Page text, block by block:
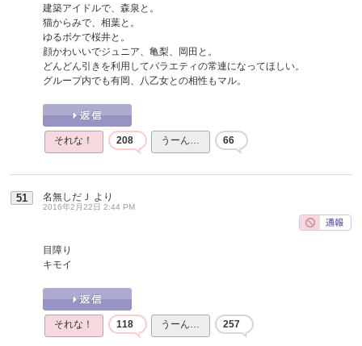
建築アイドルで、森泉と。
猫からみで、相葉と。
ゆるボケで桜井と。
顔かわいいでジュニア、亀梨、岡田と。
どんどん引きを利用してバラエティの常連になってほしい。
グループ内でも有岡、八乙女との相性もマル。
それな！ 208 うーん… 66
51 名無しだＪ より
2016年2月22日 2:44 PM
目障り
キモイ
それな！ 118 うーん… 257